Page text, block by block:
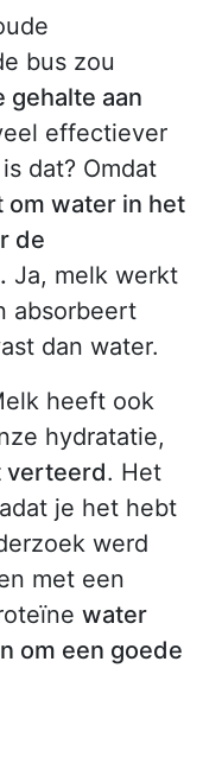
bus zou
gehalte aan
effectiever
dat? Omdat
om water in het
de
Ja, melk werkt
absorbeert
dan water.
heeft ook
hydratatie,
verteerd. Het
je het hebt
werd
met een
water
om een goede